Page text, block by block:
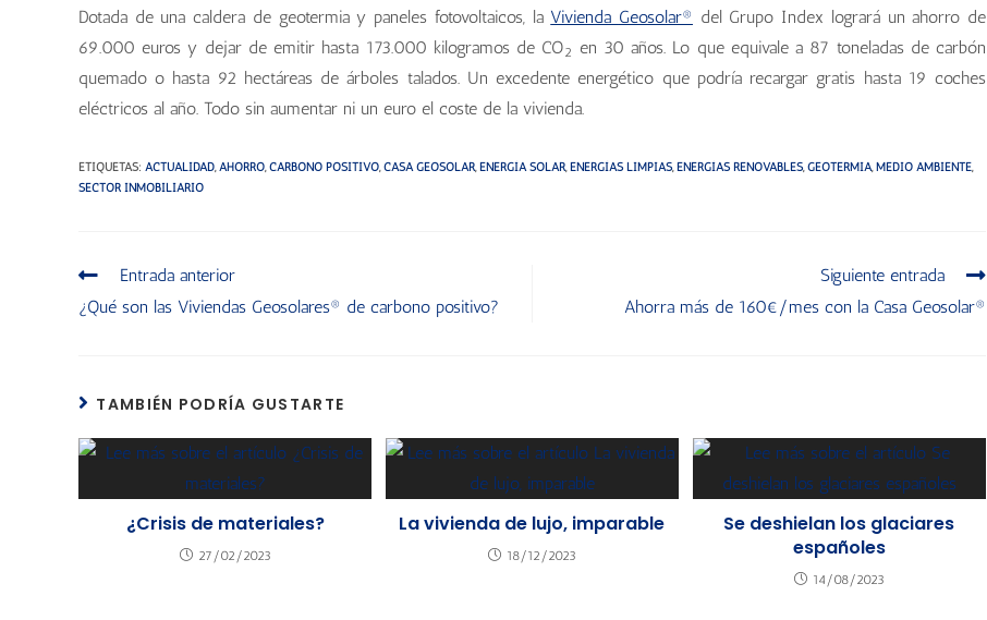
Dotada de una caldera de geotermia y paneles fotovoltaicos, la Vivienda Geosolar® del Grupo Index logrará un ahorro de
69.000 euros y dejar de emitir hasta 173.000 kilogramos de CO2
en 30 años. Lo que equivale a 87 toneladas de carbón
quemado o hasta 92 hectáreas de árboles talados. Un excedente energético que podría recargar gratis hasta 19 coches
eléctricos al año. Todo sin aumentar ni un euro el coste de la vivienda.
ETIQUETAS: ACTUALIDAD, AHORRO, CARBONO POSITIVO, CASA GEOSOLAR, ENERGÍA SOLAR, ENERGÍAS LIMPIAS, ENERGÍAS RENOVABLES, GEOTERMIA, MEDIO AMBIENTE,
SECTOR INMOBILIARIO
Entrada anterior
¿Qué son las Viviendas Geosolares® de carbono positivo?
Siguiente entrada
Ahorra más de 160€/mes con la Casa Geosolar®
TAMBIÉN PODRÍA GUSTARTE
¿Crisis de materiales?
27/02/2023
La vivienda de lujo, imparable
18/12/2023
Se deshielan los glaciares
españoles
14/08/2023